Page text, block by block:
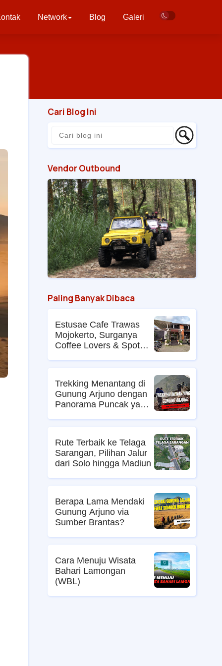
Network Blog Galeri
Cari Blog Ini
Vendor Outbound
Paling Banyak Dibaca
Estusae Cafe Trawas
Mojokerto, Surganya
Coffee Lovers & Spot
Trekking Menantang di
Gunung Arjuno dengan
Panorama Puncak yang
Rute Terbaik ke Telaga
Sarangan, Pilihan Jalur
dari Solo hingga Madiun
Berapa Lama Mendaki
Gunung Arjuno via
Sumber Brantas?
Cara Menuju Wisata
Bahari Lamongan
(WBL)